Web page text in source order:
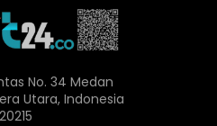
No. 34 Medan
Utara, Indonesia
20215